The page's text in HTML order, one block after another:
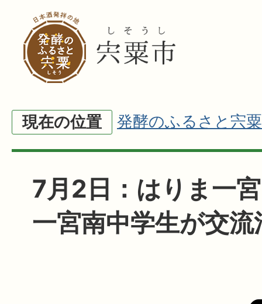
現在の位置 発酵のふるさと宍粟
7月2日：はりま一
一宮南中学生が交流